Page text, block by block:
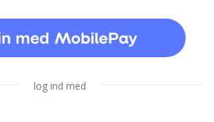
log ind med